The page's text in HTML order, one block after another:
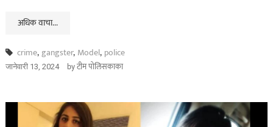
अधिक वाचा...
crime,gangster, Model, police
जानेवारी 13, 2024 byटीम पोलिसकाका